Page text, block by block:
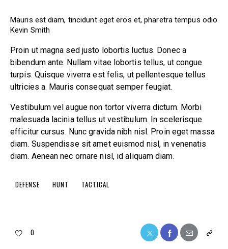
Mauris est diam, tincidunt eget eros et, pharetra tempus odio
Kevin Smith
Proin ut magna sed justo lobortis luctus. Donec a
bibendum ante. Nullam vitae lobortis tellus, ut congue
turpis. Quisque viverra est felis, ut pellentesque tellus
ultricies a. Mauris consequat semper feugiat.
Vestibulum vel augue non tortor viverra dictum. Morbi
malesuada lacinia tellus ut vestibulum. In scelerisque
efficitur cursus. Nunc gravida nibh nisl. Proin eget massa
diam. Suspendisse sit amet euismod nisl, in venenatis
diam. Aenean nec ornare nisl, id aliquam diam.
DEFENSE HUNT TACTICAL
0